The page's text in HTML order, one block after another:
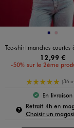
Disponible en 2
MARINEROSE
Tee-shirt manches courtes à rayures avec
12,99 €
-50% sur le 2ème
5/5 de (36
Le
En livraison
Retrait 4h en
Choisir un